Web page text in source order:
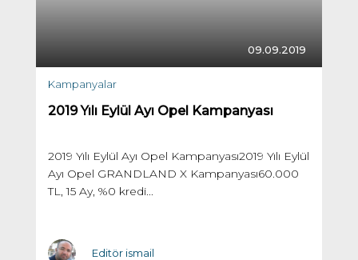
09.09.2019
Kampanyalar
2019 Yılı Eylül Ayı Opel Kampanyası
2019 Yılı Eylül Ayı Opel Kampanyası2019 Yılı Eylül
Ayı Opel GRANDLAND X Kampanyası60.000
TL, 15 Ay, %0 kredi...
Editör ismail